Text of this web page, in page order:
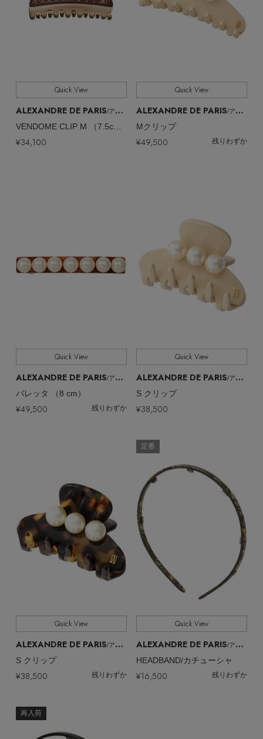
Quick View
ALEXANDRE DE PARIS/アレクサンドル ドゥ パリ
VENDOME CLIP M （7.5cm）/クリップ
¥34,100
Quick View
ALEXANDRE DE PARIS/アレクサンドル ドゥ パリ
Mクリップ
¥49,500 残りわずか
Quick View
ALEXANDRE DE PARIS/アレクサンドル ドゥ パリ
バレッタ （8 cm）
¥49,500 残りわずか
Quick View
ALEXANDRE DE PARIS/アレクサンドル ドゥ パリ
S クリップ
¥38,500
Quick View
ALEXANDRE DE PARIS/アレクサンドル ドゥ パリ
S クリップ
¥38,500 残りわずか
定番
Quick View
ALEXANDRE DE PARIS/アレクサンドル ドゥ パリ
HEADBAND/カチューシャ
¥16,500 残りわずか
再入荷